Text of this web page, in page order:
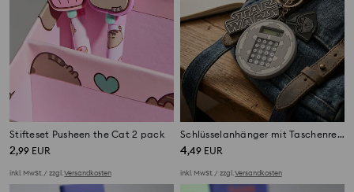
Stifteset Pusheen the Cat 2 pack
2,99 EUR
inkl. MwSt. / zzgl.Versandkosten
Schlüsselanhänger mit Taschenrechner Star Wars
4,49 EUR
inkl. MwSt. / zzgl.Versandkosten